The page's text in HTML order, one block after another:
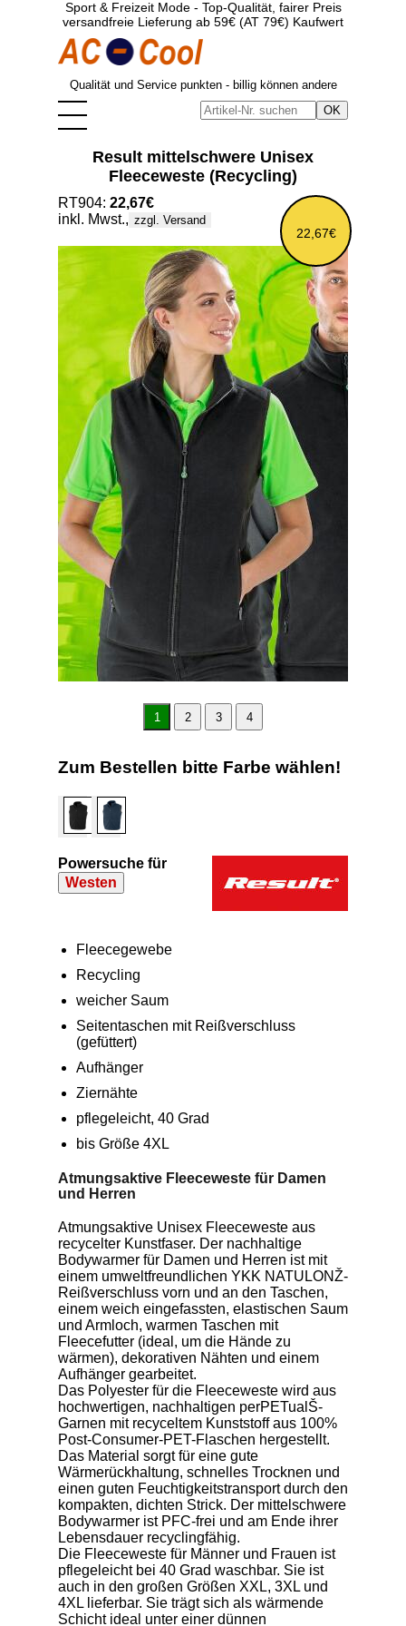
Sport & Freizeit Mode - Top-Qualität, fairer Preis
versandfreie Lieferung ab 59€ (AT 79€) Kaufwert
Qualität und Service punkten - billig können andere
Result mittelschwere Unisex
Fleeceweste (Recycling)
22,67€
RT904: 22,67€
inkl. Mwst., zzgl. Versand
1 2 3 4
Zum Bestellen bitte Farbe wählen!
Powersuche für
Westen
Fleecegewebe
Recycling
weicher Saum
Seitentaschen mit Reißverschluss
(gefüttert)
Aufhänger
Ziernähte
pflegeleicht, 40 Grad
bis Größe 4XL
Atmungsaktive Fleeceweste für Damen
und Herren
Atmungsaktive Unisex Fleeceweste aus
recycelter Kunstfaser. Der nachhaltige
Bodywarmer für Damen und Herren ist mit
einem umweltfreundlichen YKK NATULONŽ-
Reißverschluss vorn und an den Taschen,
einem weich eingefassten, elastischen Saum
und Armloch, warmen Taschen mit
Fleecefutter (ideal, um die Hände zu
wärmen), dekorativen Nähten und einem
Aufhänger gearbeitet.
Das Polyester für die Fleeceweste wird aus
hochwertigen, nachhaltigen perPETualŠ-
Garnen mit recyceltem Kunststoff aus 100%
Post-Consumer-PET-Flaschen hergestellt.
Das Material sorgt für eine gute
Wärmerückhaltung, schnelles Trocknen und
einen guten Feuchtigkeitstransport durch den
kompakten, dichten Strick. Der mittelschwere
Bodywarmer ist PFC-frei und am Ende ihrer
Lebensdauer recyclingfähig.
Die Fleeceweste für Männer und Frauen ist
pflegeleicht bei 40 Grad waschbar. Sie ist
auch in den großen Größen XXL, 3XL und
4XL lieferbar. Sie trägt sich als wärmende
Schicht ideal unter einer dünnen